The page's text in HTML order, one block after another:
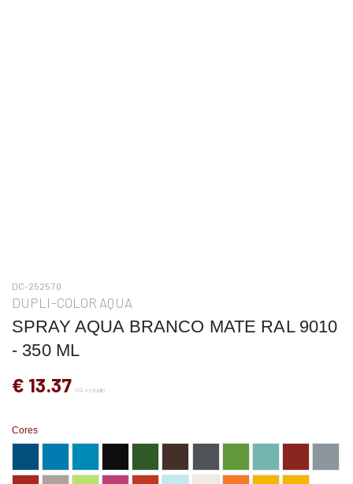
DC-252570
DUPLI-COLOR AQUA
SPRAY AQUA BRANCO MATE RAL 9010
- 350 ML
€ 13.37 IVA incluído
Cores